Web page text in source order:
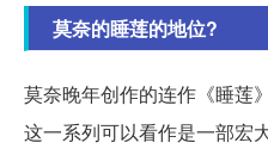
莫奈的睡莲的地位?
莫奈晚年创作的连作《睡莲
这一系列可以看作是一部宏